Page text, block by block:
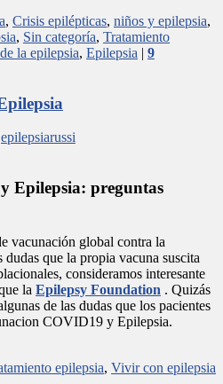
, Crisis epilépticas, niños y epilepsia,
, Sin categoría, Tratamiento
la epilepsia, Epilepsia | 9
epilepsiarussi
Epilepsia: preguntas
vacunación global contra la
que la propia vacuna suscita
consideramos interesante
la Epilepsy Foundation . Quizás
de las dudas que los pacientes
COVID19 y Epilepsia.
epilepsia, Vivir con epilepsia